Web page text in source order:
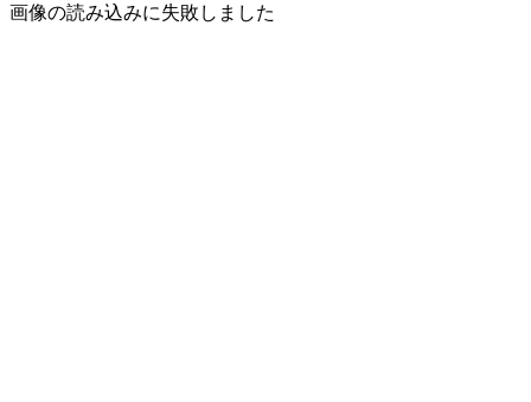
画像の読み込みに失敗しました